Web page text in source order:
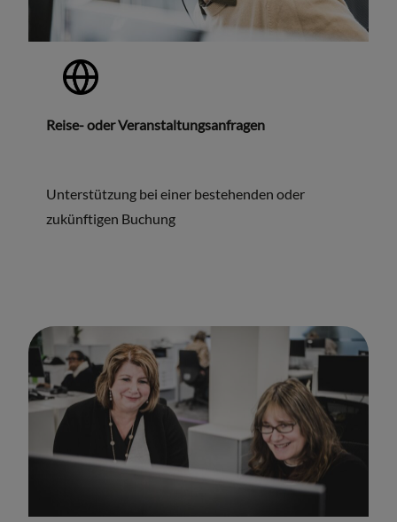
Reise- oder Veranstaltungsanfragen
Unterstützung bei einer bestehenden oder
zukünftigen Buchung